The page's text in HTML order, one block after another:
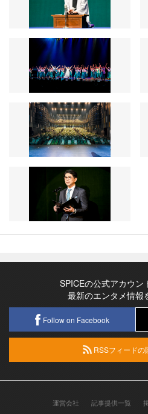
SPICEの公式アカウン
最新のエンタメ情報
Follow on Facebook
RSSフィードの
運営会社 記事提供一覧